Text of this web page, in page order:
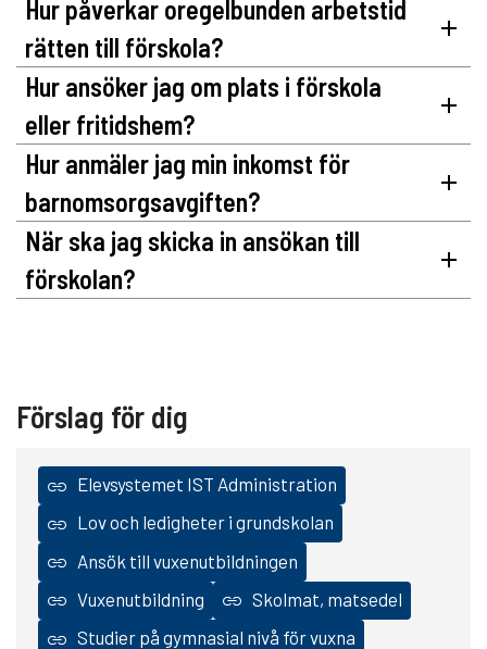
Hur påverkar oregelbunden arbetstid
rätten till förskola?
Hur ansöker jag om plats i förskola
eller fritidshem?
Hur anmäler jag min inkomst för
barnomsorgsavgiften?
När ska jag skicka in ansökan till
förskolan?
Förslag för dig
Elevsystemet IST Administration
Lov och ledigheter i grundskolan
Ansök till vuxenutbildningen
Vuxenutbildning
Skolmat, matsedel
Studier på gymnasial nivå för vuxna